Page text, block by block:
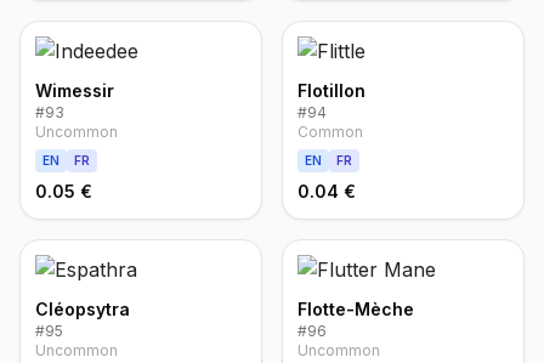
Wimessir
#93
Uncommon
EN FR
0.05 €
Flotillon
#94
Common
EN FR
0.04 €
Cléopsytra
#95
Uncommon
Flotte-Mèche
#96
Uncommon